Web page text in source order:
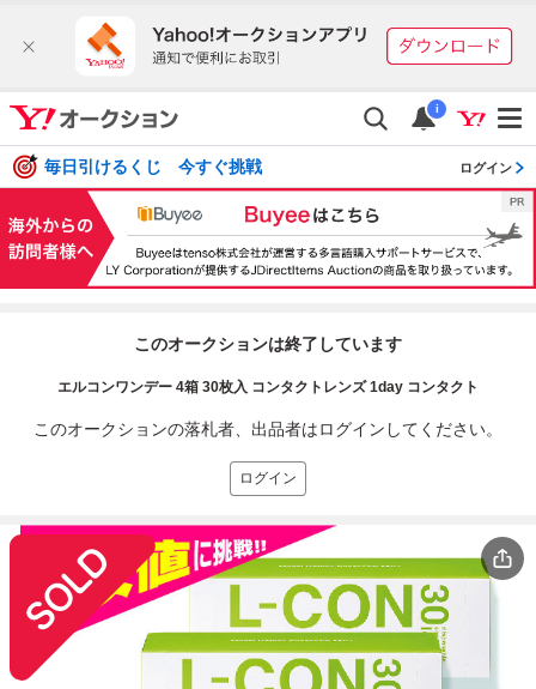
i
毎日引けるくじ 今すぐ挑戦 ログイン
このオークションは終了しています
エルコンワンデー 4箱 30枚入 コンタクトレンズ 1day コンタクト
このオークションの落札者、出品者はログインしてください。
ログイン